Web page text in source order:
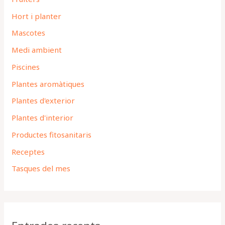
Hort i planter
Mascotes
Medi ambient
Piscines
Plantes aromàtiques
Plantes d'exterior
Plantes d'interior
Productes fitosanitaris
Receptes
Tasques del mes